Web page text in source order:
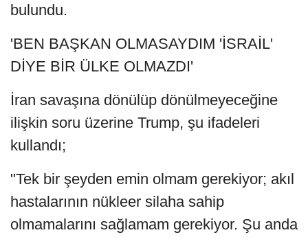
bulundu.
'BEN BAŞKAN OLMASAYDIM 'İSRAİL'
DİYE BİR ÜLKE OLMAZDI'
İran savaşına dönülüp dönülmeyeceğine
ilişkin soru üzerine Trump, şu ifadeleri
kullandı;
"Tek bir şeyden emin olmam gerekiyor; akıl
hastalarının nükleer silaha sahip
olmamalarını sağlamam gerekiyor. Şu anda